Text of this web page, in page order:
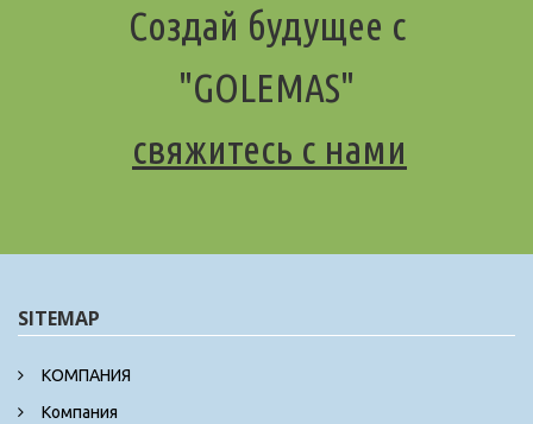
Создай будущее с
"GOLEMAS"
свяжитесь с нами
SITEMAP
КОМПАНИЯ
Компания